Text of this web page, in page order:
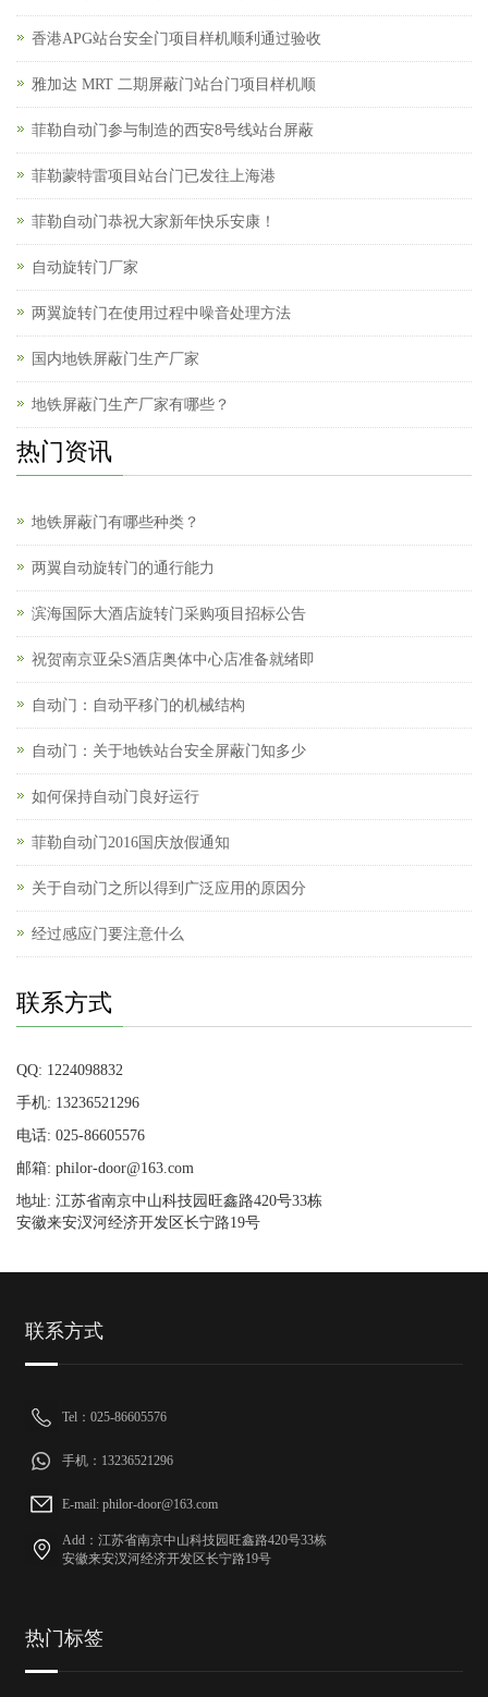
香港APG站台安全门项目样机顺利通过验收
雅加达 MRT 二期屏蔽门站台门项目样机顺
菲勒自动门参与制造的西安8号线站台屏蔽
菲勒蒙特雷项目站台门已发往上海港
菲勒自动门恭祝大家新年快乐安康！
自动旋转门厂家
两翼旋转门在使用过程中噪音处理方法
国内地铁屏蔽门生产厂家
地铁屏蔽门生产厂家有哪些？
热门资讯
地铁屏蔽门有哪些种类？
两翼自动旋转门的通行能力
滨海国际大酒店旋转门采购项目招标公告
祝贺南京亚朵S酒店奥体中心店准备就绪即
自动门：自动平移门的机械结构
自动门：关于地铁站台安全屏蔽门知多少
如何保持自动门良好运行
菲勒自动门2016国庆放假通知
关于自动门之所以得到广泛应用的原因分
经过感应门要注意什么
联系方式
QQ: 1224098832
手机: 13236521296
电话: 025-86605576
邮箱: philor-door@163.com
地址: 江苏省南京中山科技园旺鑫路420号33栋
安徽来安汊河经济开发区长宁路19号
联系方式
Tel：025-86605576
手机：13236521296
E-mail: philor-door@163.com
Add：江苏省南京中山科技园旺鑫路420号33栋
安徽来安汊河经济开发区长宁路19号
热门标签